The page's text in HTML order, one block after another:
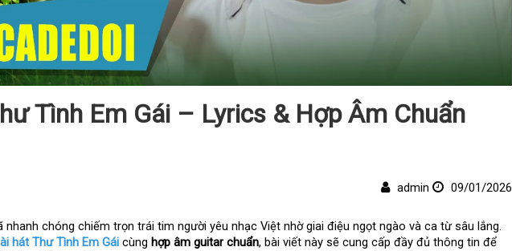
Tình Em Gái – Lyrics & Hợp Âm Chuẩn
admin 09/01/2026
nhanh chóng chiếm trọn trái tim người yêu nhạc Việt nhờ giai điệu ngọt ngào và ca từ sâu lắng.
hát Thư Tình Em Gái cùng hợp âm guitar chuẩn, bài viết này sẽ cung cấp đầy đủ thông tin để